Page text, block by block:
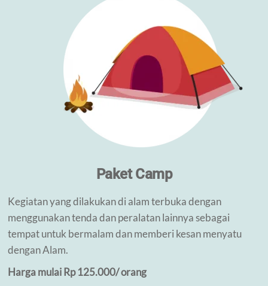
Paket Camp
Kegiatan yang dilakukan di alam terbuka dengan
menggunakan tenda dan peralatan lainnya sebagai
tempat untuk bermalam dan memberi kesan menyatu
dengan Alam.
Harga mulai Rp 125.000/ orang